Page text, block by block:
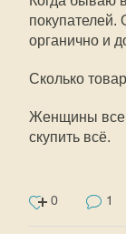
покупателей.
органично и
Сколько
Женщины
скупить всё.
0 1